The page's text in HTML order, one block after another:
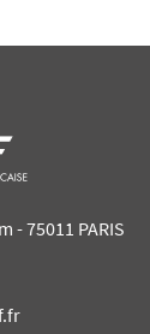
- 75011 PARIS